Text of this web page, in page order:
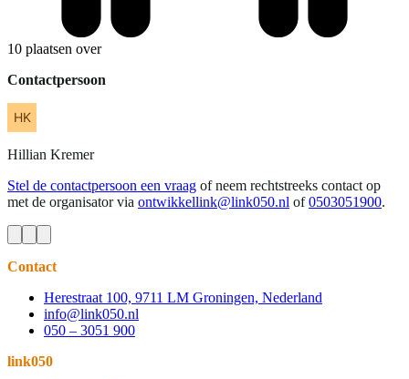
10 plaatsen over
Contactpersoon
Hillian Kremer
Stel de contactpersoon een vraag of neem rechtstreeks contact op
met de organisator via ontwikkellink@link050.nl of 0503051900.
Contact
Herestraat 100, 9711 LM Groningen, Nederland
info@link050.nl
050 – 3051 900
link050